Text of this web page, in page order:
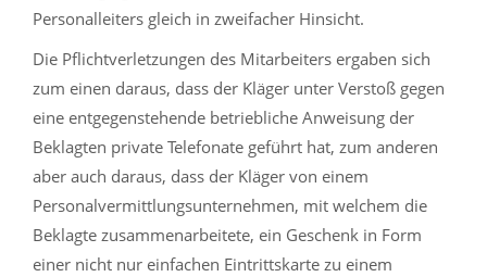
Personalleiters gleich in zweifacher Hinsicht.
Die Pflichtverletzungen des Mitarbeiters ergaben sich
zum einen daraus, dass der Kläger unter Verstoß gegen
eine entgegenstehende betriebliche Anweisung der
Beklagten private Telefonate geführt hat, zum anderen
aber auch daraus, dass der Kläger von einem
Personalvermittlungsunternehmen, mit welchem die
Beklagte zusammenarbeitete, ein Geschenk in Form
einer nicht nur einfachen Eintrittskarte zu einem